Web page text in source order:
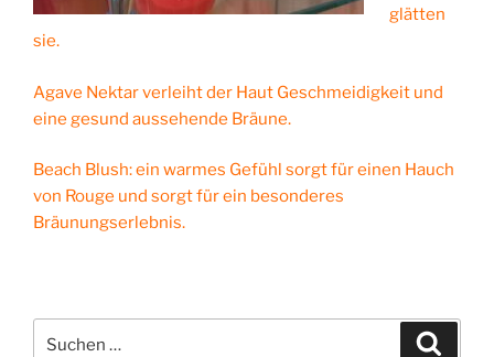
glätten
sie.
Agave Nektar verleiht der Haut Geschmeidigkeit und
eine gesund aussehende Bräune.
Beach Blush: ein warmes Gefühl sorgt für einen Hauch
von Rouge und sorgt für ein besonderes
Bräunungserlebnis.